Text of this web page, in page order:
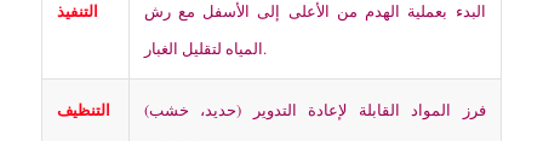
التنفيذ
البدء بعملية الهدم من الأعلى إلى الأسفل مع رش
المياه لتقليل الغبار.
التنظيف
فرز المواد القابلة لإعادة التدوير (حديد، خشب)